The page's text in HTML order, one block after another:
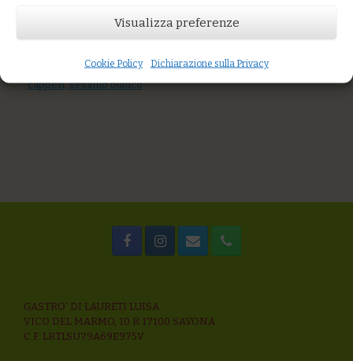
Visualizza preferenze
Cookie Policy Dichiarazione sulla Privacy
Tagliatelle di grani antichi al sugo di pesce azzurro e capperi
Trofie con gamberi rosa, zucchine, maggiorana e crema di
Spaghetti di grani antichi con palamita, pomodoro fresco,
capperi, sesamo bianco
GASTRO’ DI LAURETI LUISA
VICO DEL MARMO, 10 R 17100 SAVONA
C.F. LRTLSU79A69E975V